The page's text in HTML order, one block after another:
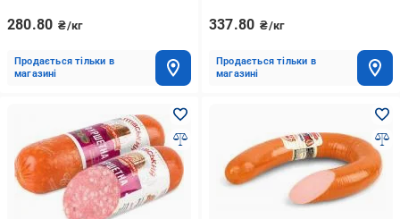
280.80 ₴/кг
Продається тільки в
магазині
337.80 ₴/кг
Продається тільки в
магазині